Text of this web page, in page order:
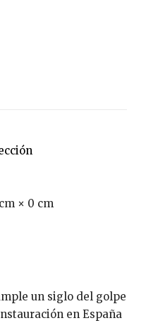
× 0 cm
en España